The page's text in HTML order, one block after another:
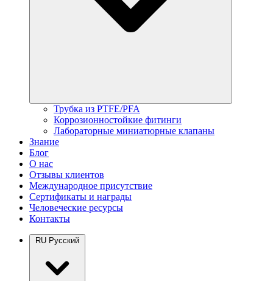
Трубка из PTFE/PFA
Коррозионностойкие фитинги
Лабораторные миниатюрные клапаны
Знание
Блог
О нас
Отзывы клиентов
Международное присутствие
Сертификаты и награды
Человеческие ресурсы
Контакты
RU Русский